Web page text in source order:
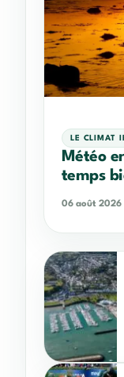
LE CLIMAT
Météo
temps
06 août 2026